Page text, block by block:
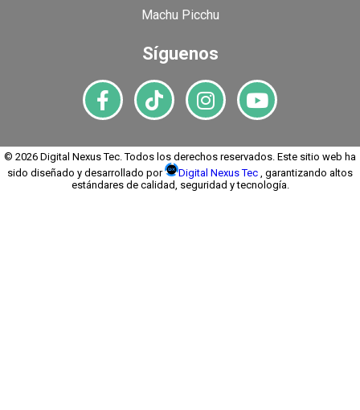
Machu Picchu
Síguenos
© 2026 Digital Nexus Tec. Todos los derechos reservados. Este sitio web ha
sido diseñado y desarrollado por
Digital Nexus Tec , garantizando altos
estándares de calidad, seguridad y tecnología.